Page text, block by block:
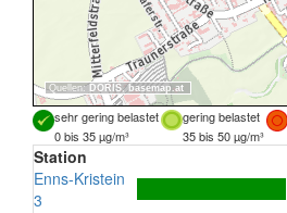
Quellen: DORIS, basemap.at
sehr gering belastet gering belastet
0 bis 35 µg/m³
35 bis 50 µg/m³
Station
Enns-Kristein
3